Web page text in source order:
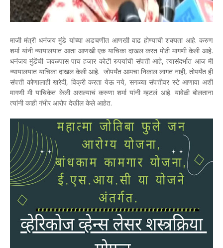
माजी मंत्री धनंजय मुंडे यांच्या अडचणीत आणखी वाढ होण्याची शक्यता आहे. करुण
शर्मा यांनी न्यायालयात आता आणखी एक याचिका दाखल करत मोठी मागणी केली आहे.
धनंजय मुंडेंची जवळपास पाच हजार कोटी रुपयांची संपत्ती आहे, त्यासंदर्भात आज मी
न्यायालयात याचिका दाखल केली आहे. जोपर्यंत आमचा निकाल लागत नाही, तोपर्यंत ही
संपत्ती कोणालाही खरेदी, विक्री करता येऊ नये, सगळ्या संपत्तीवर स्टे आणावा अशी
मागणी मी याचिकेत केली असल्याचं करुणा शर्मा यांनी म्हटलं आहे. यावेळी बोलताना
त्यांनी काही गंभीर आरोप देखील केले आहेत.